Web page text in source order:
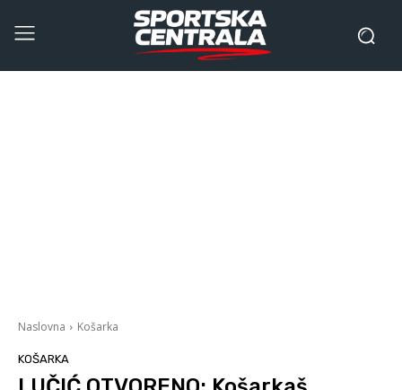
Naslovna Košarka
KOŠARKA